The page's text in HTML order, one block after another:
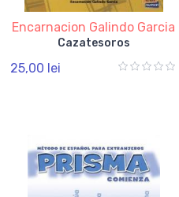
Encarnacion Galindo Garcia
Cazatesoros
25,00 lei